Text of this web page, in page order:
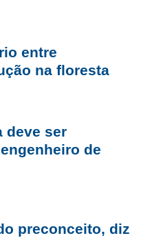
entre
na floresta
deve ser
de
preconceito, diz